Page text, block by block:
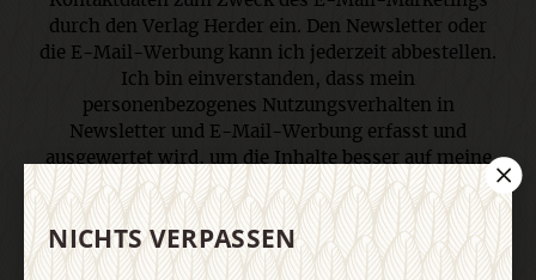
durch den Verlag Herder ein. Den Newsletter oder
die E-Mail-Werbung kann ich jederzeit abbestellen.
Ich bin einverstanden, dass mein
personenbezogenes Nutzungsverhalten in
Newsletter und E-Mail-Werbung erfasst und
ausgewertet wird, um die Inhalte besser auf meine
Interessen auszurichten. Über einen Link in
Newsletter oder E-Mail kann ich diese Funktion
jederzeit ausschalten. Weiterführende
Informationen finden Sie in unseren
NICHTS VERPASSEN